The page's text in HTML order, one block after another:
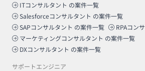
ITコンサルタント の案件一覧
Salesforceコンサルタント の案件一覧
SAPコンサルタント の案件一覧 RPAコン
マーケティングコンサルタント の案件一覧
DXコンサルタント の案件一覧
サポートエンジニア